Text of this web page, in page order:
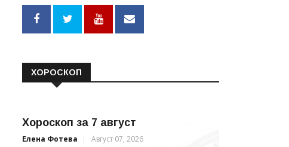
ХОРОСКОП
Хороскоп за 7 август
Елена Фотева Август 07, 2026